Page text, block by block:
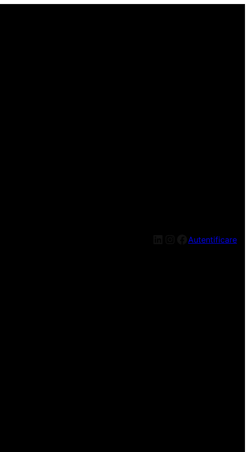
LinkedIn
Instagram
Facebook
Autentificare